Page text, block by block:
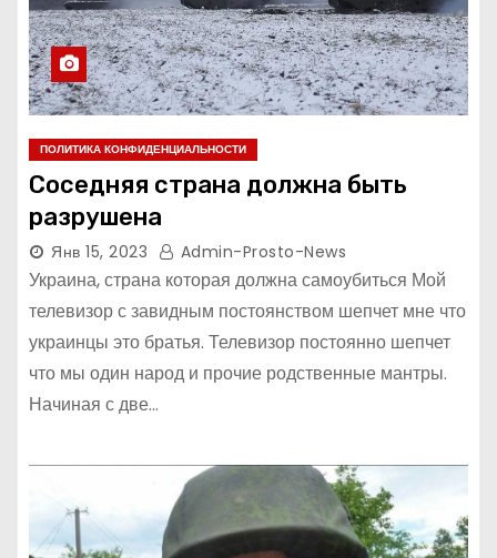
ПОЛИТИКА КОНФИДЕНЦИАЛЬНОСТИ
Соседняя страна должна быть
разрушена
Янв 15, 2023 Admin-Prosto-News
Украина, страна которая должна самоубиться Мой
телевизор с завидным постоянством шепчет мне что
украинцы это братья. Телевизор постоянно шепчет
что мы один народ и прочие родственные мантры.
Начиная с две…